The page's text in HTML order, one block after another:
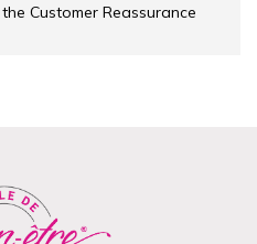
Customer Reassurance